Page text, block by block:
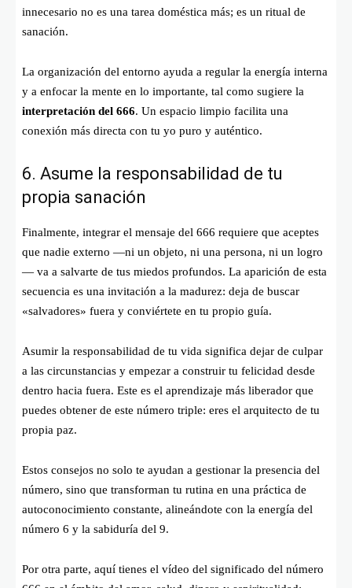
innecesario no es una tarea doméstica más; es un ritual de
sanación.
La organización del entorno ayuda a regular la energía interna
y a enfocar la mente en lo importante, tal como sugiere la
interpretación del 666. Un espacio limpio facilita una
conexión más directa con tu yo puro y auténtico.
6. Asume la responsabilidad de tu
propia sanación
Finalmente, integrar el mensaje del 666 requiere que aceptes
que nadie externo —ni un objeto, ni una persona, ni un logro
— va a salvarte de tus miedos profundos. La aparición de esta
secuencia es una invitación a la madurez: deja de buscar
«salvadores» fuera y conviértete en tu propio guía.
Asumir la responsabilidad de tu vida significa dejar de culpar
a las circunstancias y empezar a construir tu felicidad desde
dentro hacia fuera. Este es el aprendizaje más liberador que
puedes obtener de este número triple: eres el arquitecto de tu
propia paz.
Estos consejos no solo te ayudan a gestionar la presencia del
número, sino que transforman tu rutina en una práctica de
autoconocimiento constante, alineándote con la energía del
número 6 y la sabiduría del 9.
Por otra parte, aquí tienes el vídeo del significado del número